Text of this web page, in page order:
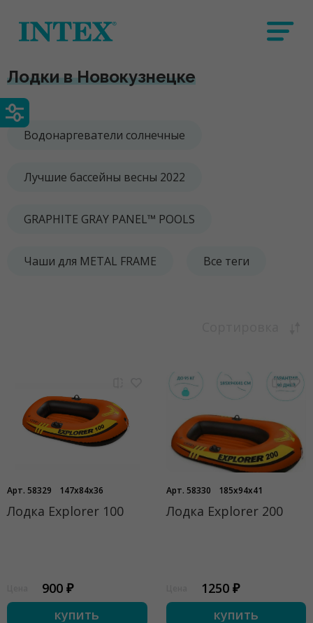
Лодки в Новокузнецке
Водонаргеватели солнечные
Лучшие бассейны весны 2022
GRAPHITE GRAY PANEL™ POOLS
Чаши для METAL FRAME Все теги
Арт. 58329 147x84x36
Лодка Explorer 100
900 ₽
купить
Арт. 58330 185x94x41
Лодка Explorer 200
1250 ₽
купить